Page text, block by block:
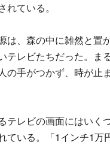
れている。
は、森の中に雑然と置
テレビたちだった。ま
の手がつかず、時が止
テレビの画面にはいく
ている。「1インチ1万